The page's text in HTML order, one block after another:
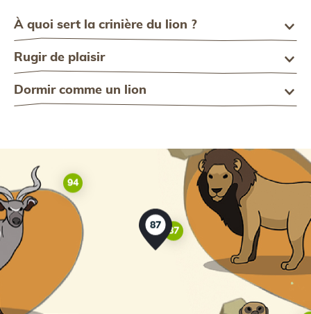
À quoi sert la crinière du lion ?
Rugir de plaisir
Dormir comme un lion
87
87
94